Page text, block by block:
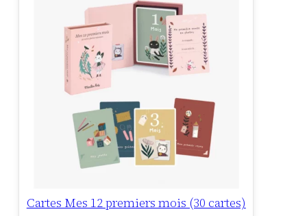
Cartes Mes 12 premiers mois (30 cartes)